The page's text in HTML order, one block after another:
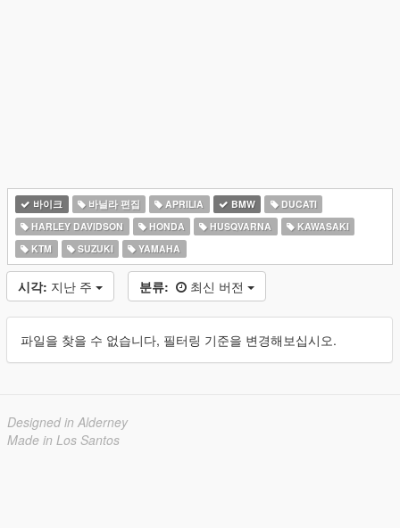
바이크 바닐라 편집 APRILIA BMW
DUCATI
HARLEY DAVIDSON
HONDA HUSQVARNA
KAWASAKI
KTM
SUZUKI YAMAHA
시각: 지난 주 분류: 최신 버전
파일을 찾을 수 없습니다, 필터링 기준을 변경해보십시오.
Designed in Alderney
Made in Los Santos